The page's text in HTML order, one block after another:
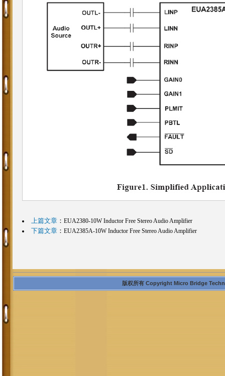
上篇文章： EUA2380-10W Inductor Free Stereo Audio Amplifier
下篇文章： EUA2385A-10W Inductor Free Stereo Audio Amplifier
版权所有 Copyright Micro Bridge